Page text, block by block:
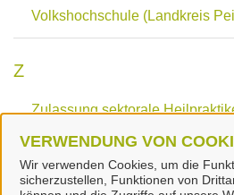
VERWENDUNG VON
Wir verwenden Cookies, um die
sicherzustellen, Funktionen von
Volkshochschule (Landkreis
Z
Zulassung sektorale